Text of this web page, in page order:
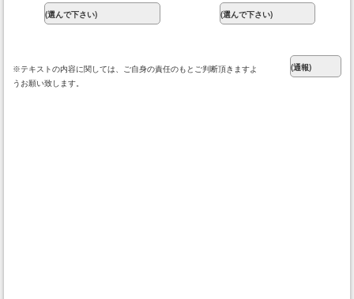
※テキストの内容に関しては、ご自身の責任のもとご判断頂きますよ
うお願い致します。